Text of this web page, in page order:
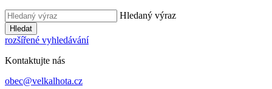
Hledaný výraz
Hledat
rozšířené vyhledávání
Kontaktujte nás
obec@velkalhota.cz